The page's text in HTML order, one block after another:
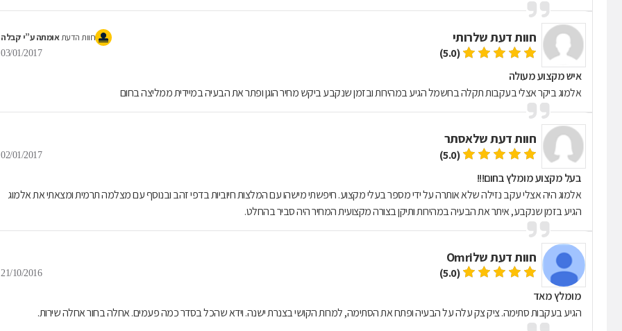
חוות דעת שלרותי חוות הדעתאומתה ע”י קבלה
(5.0)
03/01/2017
איש מקצוע מעולה
אלמוג ביקר אצלי בעקבות תקלה בחשמל הגיע במהירות ובזמן שנקבע ביקש מחיר הוגן ופתר את הבעיה במיידית ממליצה בחום
חוות דעת שלאסתר
(5.0)
02/01/2017
בעל מקצוע מומלץ בחום!!!
אלמוג היה אצלי עקב נזילה שלא אותרה על ידי מספר בעלי מקצוע. חיפשתי מישהו עם המלצות חיוביות בדפי זהב ובנוסף עם מצלמה תרמית ומצאתי את אלמוג
הגיע בזמן שנקבע, איתר את הבעיה במהירות ותיקן בצורה מקצועית המחיר היה סביר בהחלט.
חוות דעת שלOmri
(5.0)
21/10/2016
מומלץ מאד
הגיע בעקבות סתימה. ציק צק עלה על הבעיה ופתח את הסתימה, למרות הקושי בצנרת ישנה. וידא שהכל בסדר כמה פעמים. אחלה בחור אחלה שירות.